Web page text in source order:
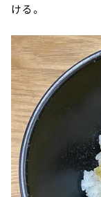
ける。